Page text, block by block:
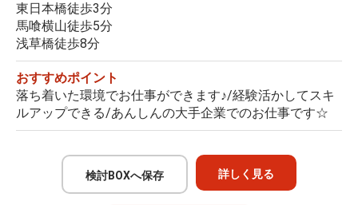
東日本橋徒歩3分
馬喰横山徒歩5分
浅草橋徒歩8分
おすすめポイント
落ち着いた環境でお仕事ができます♪/経験活かしてスキ
ルアップできる/あんしんの大手企業でのお仕事です☆
検討BOXへ保存 詳しく見る